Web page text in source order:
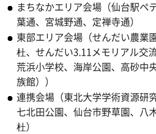
まちなかエリア会場（仙台駅ペ
葉通、宮城野通、定禅寺通）
東部エリア会場（せんだい農
杜、せんだい3.11メモリアル交
荒浜小学校、海岸公園、高砂中
族館））
連携会場（東北大学学術資源研
七北田公園、仙台市野草園、八
杜）